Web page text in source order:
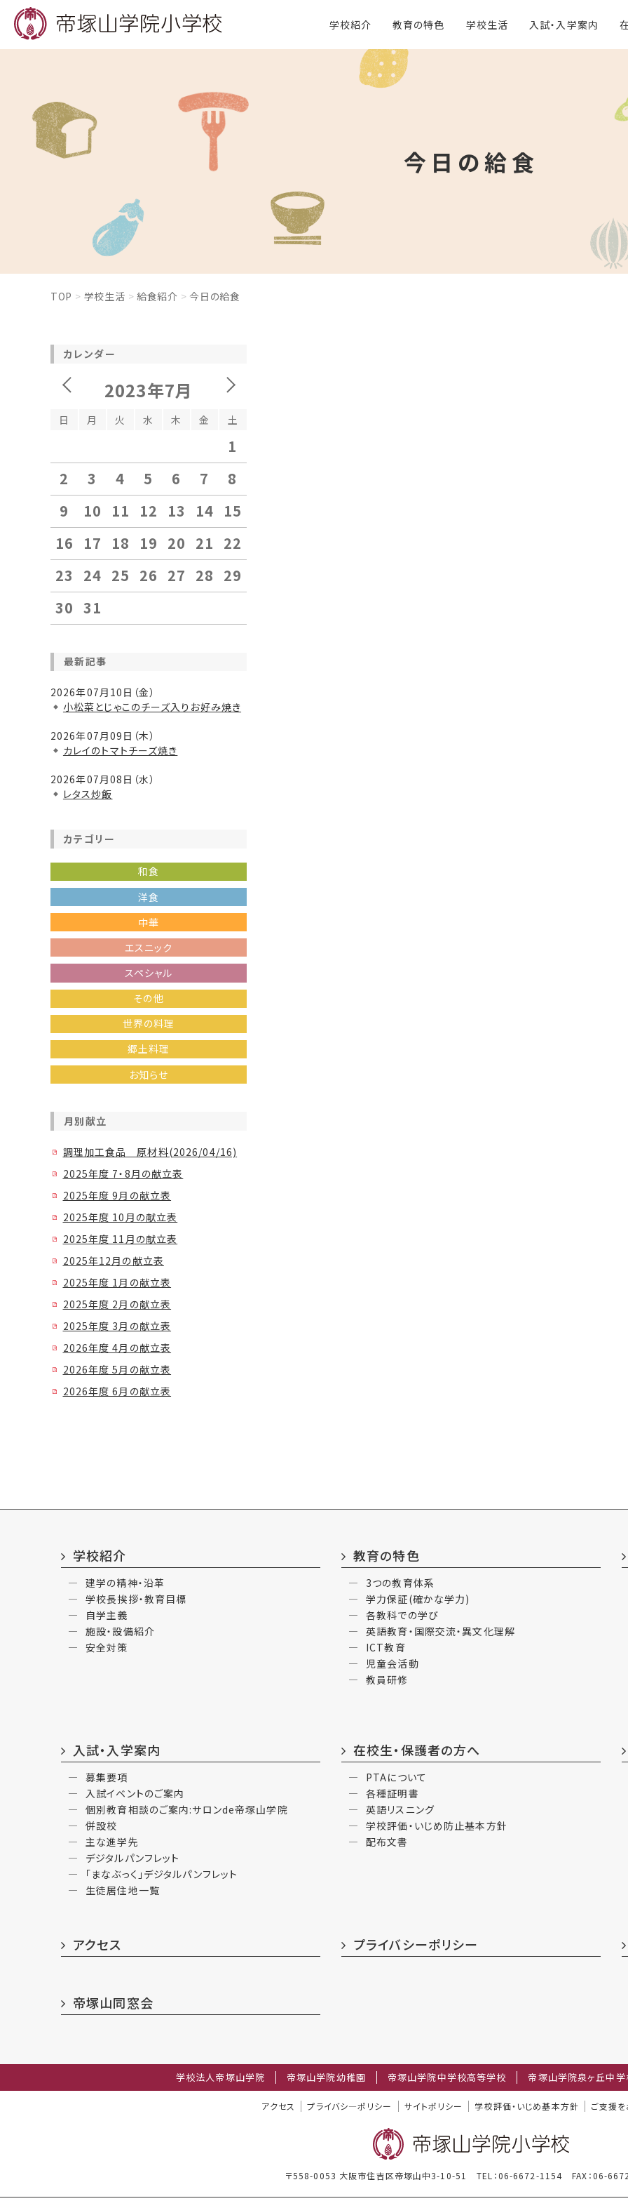
学校紹介 教育の特色 学校生活 入試・入学案内
今日の給食
TOP 学校生活 給食紹介 今日の給食
カレンダー
2023年7月
日 月 火 水 木 金 土
1
2
3 4 5 6 7
8
9
10 11 12 13 14 15
16
17 18 19 20 21 22
23
24 25 26 27 28 29
30 31
最新記事
2026年07月10日（金）
小松菜とじゃこのチーズ入りお好み焼き
2026年07月09日（木）
カレイのトマトチーズ焼き
2026年07月08日（水）
レタス炒飯
カテゴリー
和食
洋食
中華
エスニック
スペシャル
その他
世界の料理
郷土料理
お知らせ
月別献立
調理加工食品 原材料(2026/04/16)
2025年度 7・8月の献立表
2025年度 9月の献立表
2025年度 10月の献立表
2025年度 11月の献立表
2025年12月の献立表
2025年度 1月の献立表
2025年度 2月の献立表
2025年度 3月の献立表
2026年度 4月の献立表
2026年度 5月の献立表
2026年度 6月の献立表
学校紹介
建学の精神・沿革
学校長挨拶・教育目標
自学主義
施設・設備紹介
安全対策
教育の特色
3つの教育体系
学力保証(確かな学力)
各教科での学び
英語教育・国際交流・異文化理解
ICT教育
児童会活動
教員研修
入試・入学案内
募集要項
入試イベントのご案内
個別教育相談のご案内:サロンde帝塚山学院
併設校
主な進学先
デジタルパンフレット
「まなぶっく」デジタルパンフレット
生徒居住地一覧
在校生・保護者の方へ
PTAについて
各種証明書
英語リスニング
学校評価・いじめ防止基本方針
配布文書
アクセス プライバシーポリシー
帝塚山同窓会
学校法人帝塚山学院 帝塚山学院幼稚園 帝塚山学院中学校高等学校 帝塚山学院泉ヶ丘中
アクセス プライバシ―ポリシー サイトポリシー 学校評価・いじめ基本方針 ご支援
〒558-0053 大阪市住吉区帝塚山中3-10-51 TEL：06-6672-1154 FAX：06-